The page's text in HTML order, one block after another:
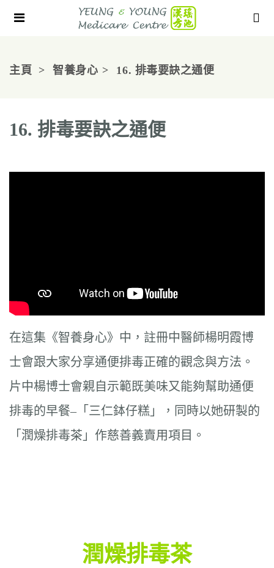
主頁 智養身心 16. 排毒要訣之通便
16. 排毒要訣之通便
在這集《智養身心》中，註冊中醫師楊明霞博
士會跟大家分享通便排毒正確的觀念與方法。
片中楊博士會親自示範既美味又能夠幫助通便
排毒的早餐–「三仁鉢仔糕」，同時以她研製的
「潤燥排毒茶」作慈善義賣用項目。
潤燥排毒茶